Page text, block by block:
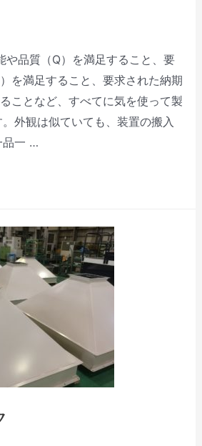
や品質（Q）を満足すること、要
を満足すること、要求された納期
ことなど、すべてに気を使って製
外観は似ていても、装置の搬入
品一 …